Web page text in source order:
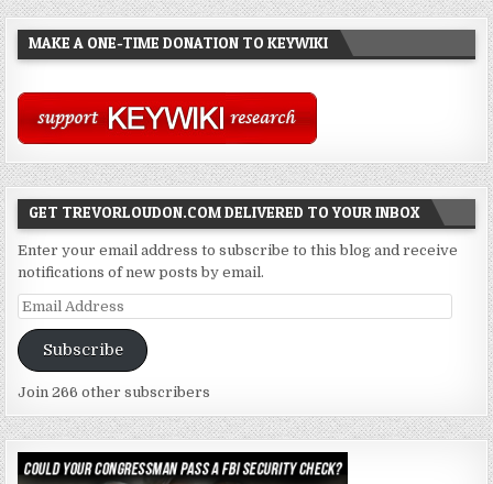
MAKE A ONE-TIME DONATION TO KEYWIKI
GET TREVORLOUDON.COM DELIVERED TO YOUR INBOX
Enter your email address to subscribe to this blog and receive
notifications of new posts by email.
Email
Address
Subscribe
Join 266 other subscribers